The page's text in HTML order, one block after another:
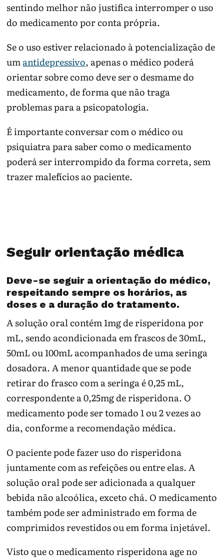
sentindo melhor não justifica interromper o uso
do medicamento por conta própria.
Se o uso estiver relacionado à potencialização de
umantidepressivo, apenas o médico poderá
orientar sobre como deve ser o desmame do
medicamento, de forma que não traga
problemas para a psicopatologia.
É importante conversar com o médico ou
psiquiatra para saber como o medicamento
poderá ser interrompido da forma correta, sem
trazer malefícios ao paciente.
Seguir orientação médica
Deve-se seguir a orientação do médico,
respeitando sempre os horários, as
doses e a duração do tratamento.
A solução oral contém 1mg de risperidona por
mL, sendo acondicionada em frascos de 30mL,
50mL ou 100mL acompanhados de uma seringa
dosadora. A menor quantidade que se pode
retirar do frasco com a seringa é 0,25 mL,
correspondente a 0,25mg de risperidona. O
medicamento pode ser tomado 1 ou 2 vezes ao
dia, conforme a recomendação médica.
O paciente pode fazer uso do risperidona
juntamente com as refeições ou entre elas. A
solução oral pode ser adicionada a qualquer
bebida não alcoólica, exceto chá. O medicamento
também pode ser administrado em forma de
comprimidos revestidos ou em forma injetável.
Visto que o medicamento risperidona age no